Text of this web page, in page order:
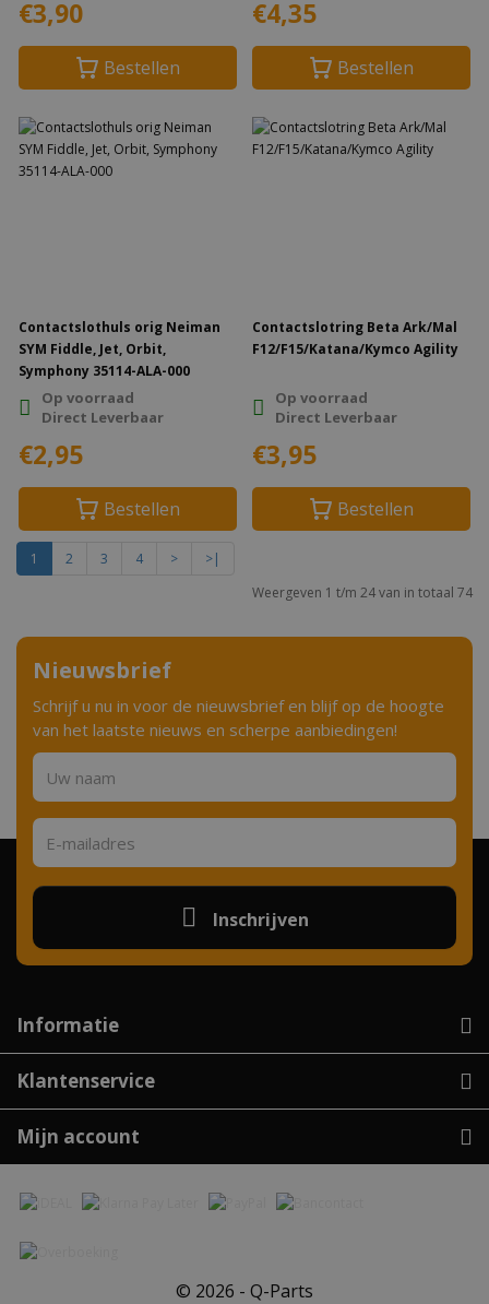
€3,90
Bestellen
€4,35
Bestellen
Contactslothuls orig Neiman
SYM Fiddle, Jet, Orbit,
Symphony 35114-ALA-000
Op voorraad
Direct Leverbaar
€2,95
Bestellen
Contactslotring Beta Ark/Mal
F12/F15/Katana/Kymco Agility
Op voorraad
Direct Leverbaar
€3,95
Bestellen
1 2 3 4 >
>|
Weergeven 1 t/m 24 van in totaal 74
Nieuwsbrief
Schrijf u nu in voor de nieuwsbrief en blijf op de hoogte
van het laatste nieuws en scherpe aanbiedingen!
Inschrijven
Informatie
Klantenservice
Mijn account
© 2026 - Q-Parts